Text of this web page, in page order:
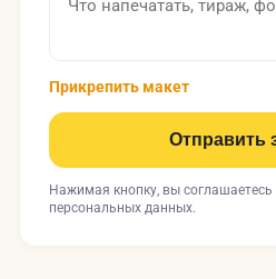
Прикрепить макет
Отправить
Нажимая кнопку, вы соглашаетесь
персональных данных.